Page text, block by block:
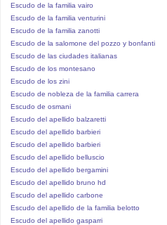
Escudo de la familia vairo
Escudo de la familia venturini
Escudo de la familia zanotti
Escudo de la salomone del pozzo y bonfanti
Escudo de las ciudades italianas
Escudo de los montesano
Escudo de los zini
Escudo de nobleza de la familia carrera
Escudo de osmani
Escudo del apellido balzaretti
Escudo del apellido barbieri
Escudo del apellido barbieri
Escudo del apellido belluscio
Escudo del apellido bergamini
Escudo del apellido bruno hd
Escudo del apellido carbone
Escudo del apellido de la familia belotto
Escudo del apellido gasparri